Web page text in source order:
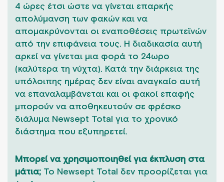
4 ώρες έτσι ώστε να γίνεται επαρκής
απολύμανση των φακών και να
απομακρύνονται οι εναποθέσεις πρωτεϊνών
από την επιφάνεια τους. Η διαδικασία αυτή
αρκεί να γίνεται μια φορά το 24ωρο
(καλύτερα τη νύχτα). Κατά την διάρκεια της
υπόλοιπης ημέρας δεν είναι αναγκαίο αυτή
να επαναλαμβάνεται και οι φακοί επαφής
μπορούν να αποθηκευτούν σε φρέσκο
διάλυμα Newsept Total για το χρονικό
διάστημα που εξυπηρετεί.
Μπορεί να χρησιμοποιηθεί για έκπλυση στα
μάτια; Το Newsept Total δεν προορίζεται για